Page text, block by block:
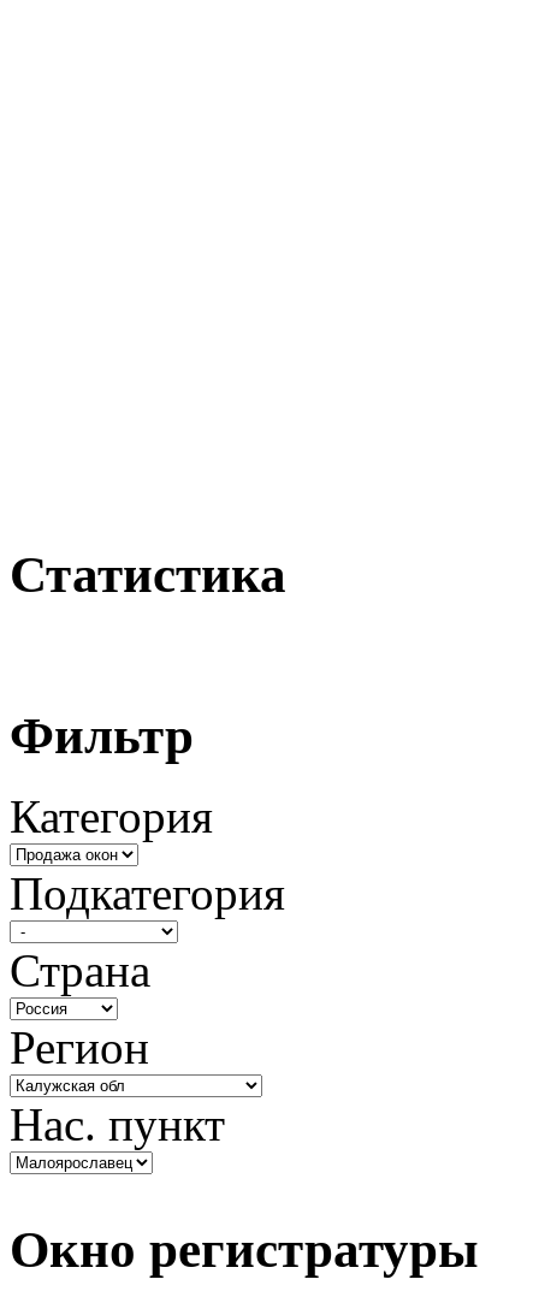
Статистика
Фильтр
Категория
Подкатегория
Страна
Регион
Нас. пункт
Окно регистратуры